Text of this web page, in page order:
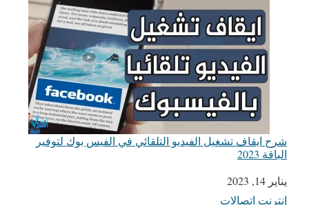
شرح ايقاف تشغيل الفيديو التلقائي في الفيس بوك لتوفير
الباقة 2023
التاريخ
يناير 14, 2023
في ما يتعلق بما يأتي
إنترنت اتصالات